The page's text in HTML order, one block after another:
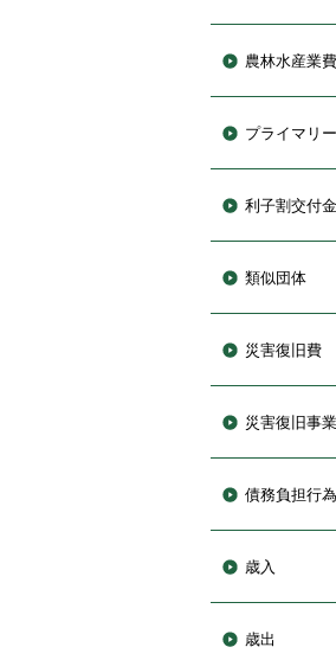
農林水産業費
プライマリ
利子割交付金
類似団体
災害復旧費
災害復旧事
債務負担行為
歳入
歳出